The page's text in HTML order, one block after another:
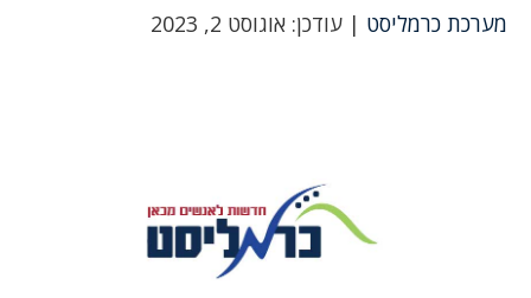
מערכת כרמליסט | עודכן: אוגוסט 2, 2023